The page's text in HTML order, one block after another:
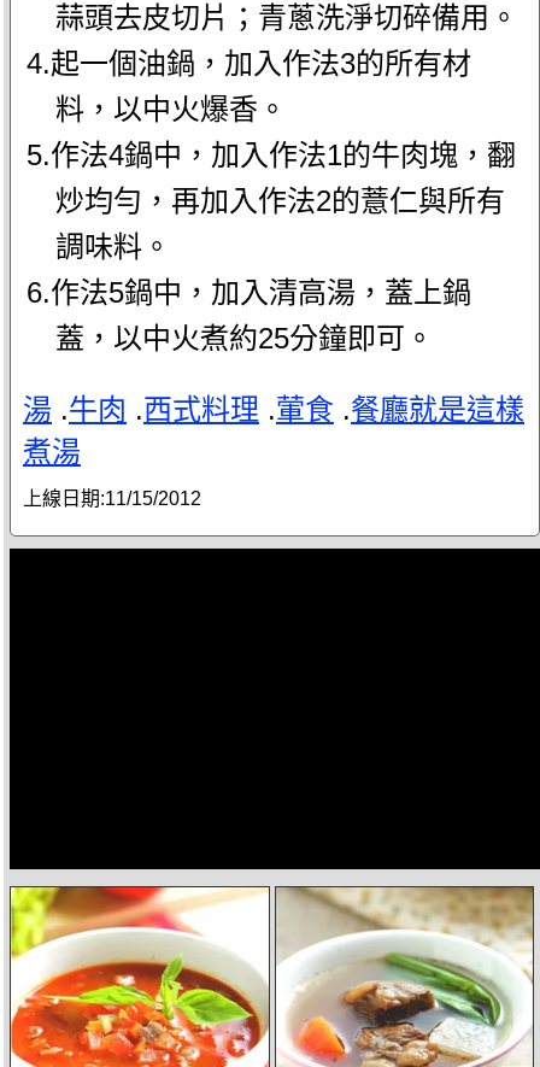
蒜頭去皮切片；青蔥洗淨切碎備用。
4.起一個油鍋，加入作法3的所有材
料，以中火爆香。
5.作法4鍋中，加入作法1的牛肉塊，翻
炒均勻，再加入作法2的薏仁與所有
調味料。
6.作法5鍋中，加入清高湯，蓋上鍋
蓋，以中火煮約25分鐘即可。
湯 .牛肉 .西式料理 .葷食 .餐廳就是這樣
煮湯
上線日期:11/15/2012